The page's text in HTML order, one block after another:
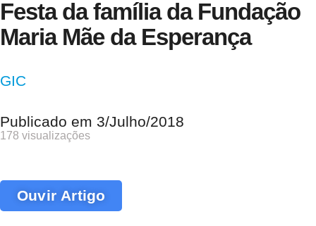
Festa da família da Fundação
Maria Mãe da Esperança
GIC
Publicado em 3/Julho/2018
178 visualizações
Ouvir Artigo